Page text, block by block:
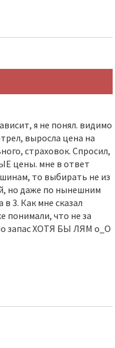
я не понял. видимо
выросла цена на
страховок. Спросил,
цены. мне в ответ
то выбирать не из
но даже по нынешним
3. Как мне сказал
понимали, что не за
запас ХОТЯ БЫ ЛЯМ о_О